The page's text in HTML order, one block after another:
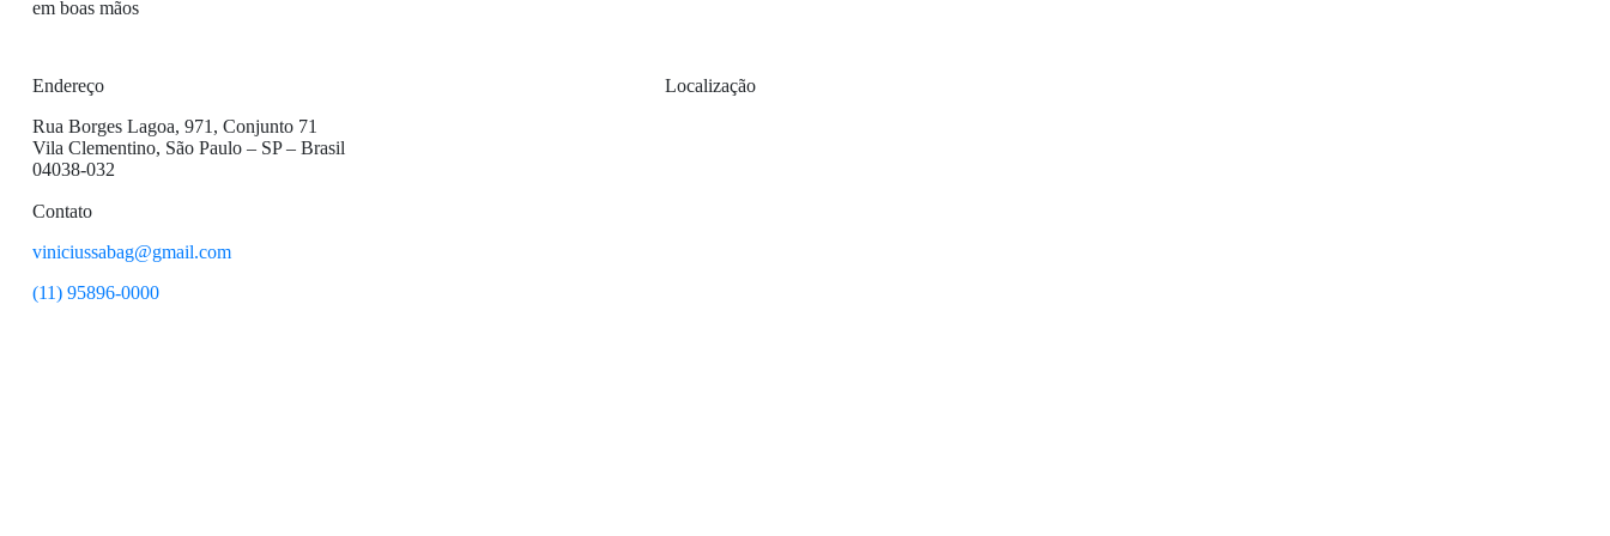
em boas mãos
Endereço
Rua Borges Lagoa, 971, Conjunto 71
Vila Clementino, São Paulo – SP – Brasil
04038-032
Contato
viniciussabag@gmail.com
(11) 95896-0000
Localização